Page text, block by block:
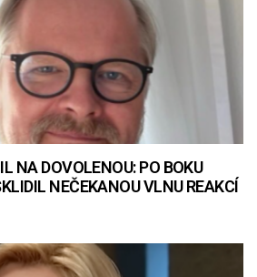
NA DOVOLENOU: PO BOKU
NEČEKANOU VLNU REAKCÍ